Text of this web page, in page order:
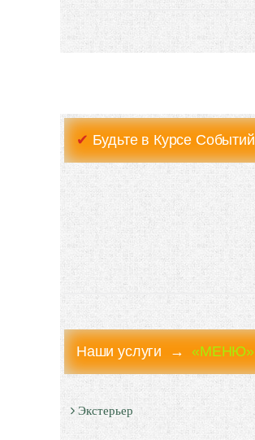
✔ Будьте в Курсе Событий
Наши услуги → «МЕНЮ»
Экстерьер